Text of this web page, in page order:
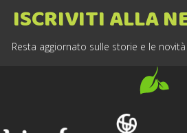
ISCRIVITI ALLA
Resta aggiornato sulle storie e le